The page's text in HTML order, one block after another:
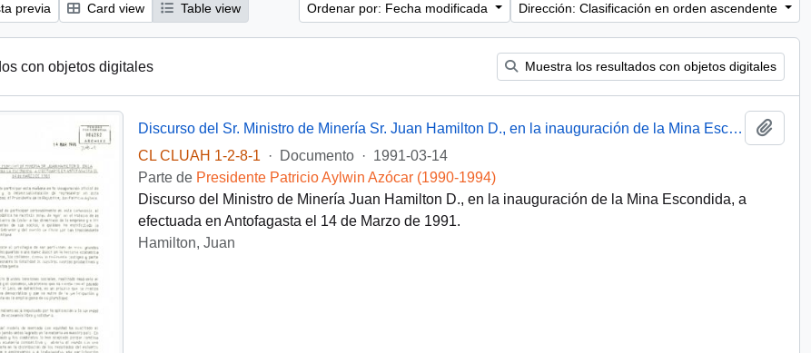
previa Card view Table view Ordenar por: Fecha modificada Dirección: Clasificación en orden ascendente
con objetos digitales Muestra los resultados con objetos digitales
Discurso del Sr. Ministro de Minería Sr. Juan Hamilton D., en la inauguración de la Mina Escondida, a efectuarse en Antofagasta el 14 de Marzo de 1991
CL CLUAH 1-2-8-1
· Documento · 1991-03-14
Parte de Presidente Patricio Aylwin Azócar (1990-1994)
Discurso del Ministro de Minería Juan Hamilton D., en la inauguración de la Mina Escondida, a
efectuada en Antofagasta el 14 de Marzo de 1991.
Hamilton, Juan